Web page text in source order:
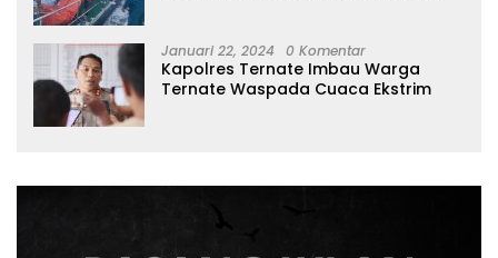
Januari 22, 2024 0 Komentar
Kapolres Ternate Imbau Warga
Ternate Waspada Cuaca Ekstrim